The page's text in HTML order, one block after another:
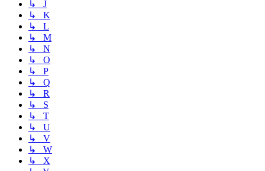
↳ J
↳ K
↳ L
↳ M
↳ N
↳ O
↳ P
↳ Q
↳ R
↳ S
↳ T
↳ U
↳ V
↳ W
↳ X